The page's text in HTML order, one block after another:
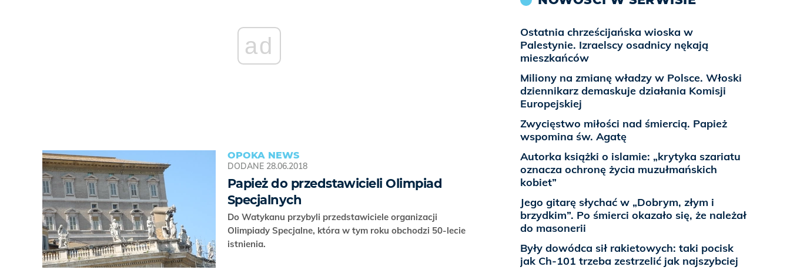
ad
OPOKA NEWS
DODANE 28.06.2018
Papież do przedstawicieli Olimpiad
Specjalnych
Do Watykanu przybyli przedstawiciele organizacji
Olimpiady Specjalne, która w tym roku obchodzi 50-lecie
istnienia.
Ostatnia chrześcijańska wioska w
Palestynie. Izraelscy osadnicy nękają
mieszkańców
Miliony na zmianę władzy w Polsce. Włoski
dziennikarz demaskuje działania Komisji
Europejskiej
Zwycięstwo miłości nad śmiercią. Papież
wspomina św. Agatę
Autorka książki o islamie: „krytyka szariatu
oznacza ochronę życia muzułmańskich
kobiet”
Jego gitarę słychać w „Dobrym, złym i
brzydkim”. Po śmierci okazało się, że należał
do masonerii
Były dowódca sił rakietowych: taki pocisk
jak Ch-101 trzeba zestrzelić jak najszybciej